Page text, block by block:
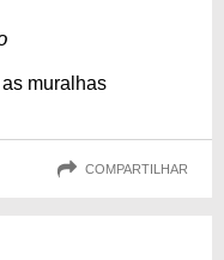
muralhas
COMPARTILHAR